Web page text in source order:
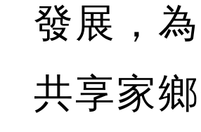
發展，
共享家